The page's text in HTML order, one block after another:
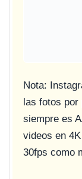
Nota:
las fotos por
siempre es
videos en
30fps como